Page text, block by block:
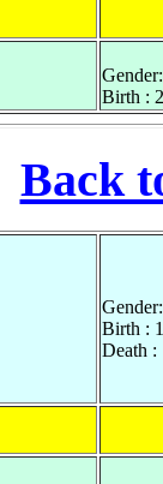
Birth :
Back
Birth :
Death